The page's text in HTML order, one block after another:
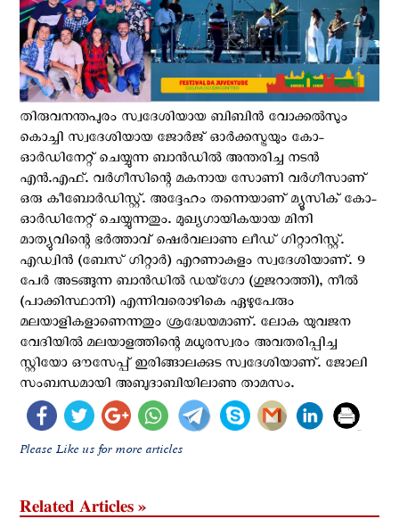
തിരുവനന്തപുരം സ്വദേശിയായ ബിബിൻ വോക്കൽസും
കൊച്ചി സ്വദേശിയായ ജോർജ് ഓർക്കസ്ട്രയും കോ-
ഓർഡിനേറ്റ് ചെയ്യുന്ന ബാന്‍ഡില്‍ അന്തരിച്ച നടൻ
എൻ.എഫ്. വർഗീസിന്റെ മകനായ സോണി വർഗീസാണ്
ഒരു കീബോർഡിസ്റ്റ്. അദ്ദേഹം തന്നെയാണ് മ്യൂസിക് കോ-
ഓർഡിനേറ്റ് ചെയ്യുന്നതും. മുഖ്യഗായികയായ മിനി
മാത്യുവിന്റെ ഭർത്താവ് ഷെർവലാണു ലീഡ് ഗിറ്റാറിസ്റ്റ്.
എഡ്വിൻ (ബേസ് ഗിറ്റാർ) എറണാകുളം സ്വദേശിയാണ്. 9
പേര്‍ അടങ്ങുന്ന ബാൻഡിൽ ഡയ്ഗോ (ഗുജറാത്തി), നീൽ
(പാക്കിസ്ഥാനി) എന്നിവരൊഴികെ ഏഴുപേരും
മലയാളികളാണെന്നതും ശ്രദ്ധേയമാണ്. ലോക യുവജന
വേദിയിൽ മലയാളത്തിന്റെ മധുരസ്വരം അവതരിപ്പിച്ച
സ്റ്റിയോ ഔസേപ്പ് ഇരിങ്ങാലക്കുട സ്വദേശിയാണ്. ജോലി
സംബന്ധമായി അബുദാബിയിലാണു താമസം.
Please Like us for more articles
Related Articles »